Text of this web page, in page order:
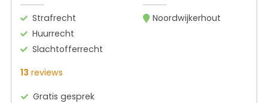
Strafrecht
Huurrecht
Slachtofferrecht
Noordwijkerhout
13 reviews
Gratis gesprek